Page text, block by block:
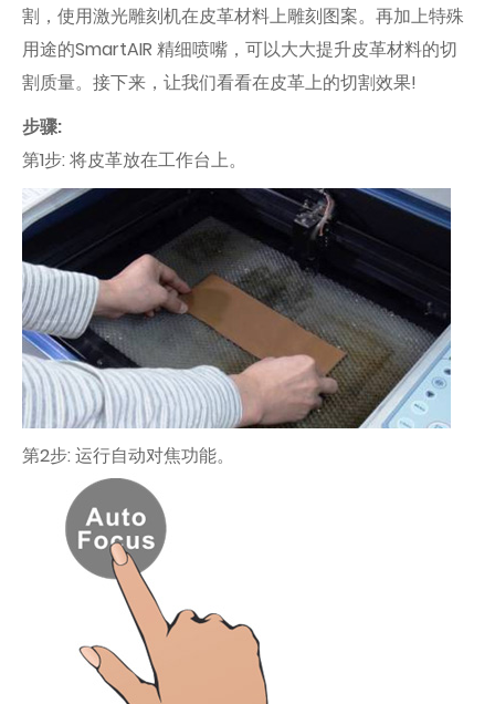
割，使用激光雕刻机在皮革材料上雕刻图案。再加上特殊
用途的SmartAIR 精细喷嘴，可以大大提升皮革材料的切
割质量。接下来，让我们看看在皮革上的切割效果!
步骤:
第1步: 将皮革放在工作台上。
第2步: 运行自动对焦功能。